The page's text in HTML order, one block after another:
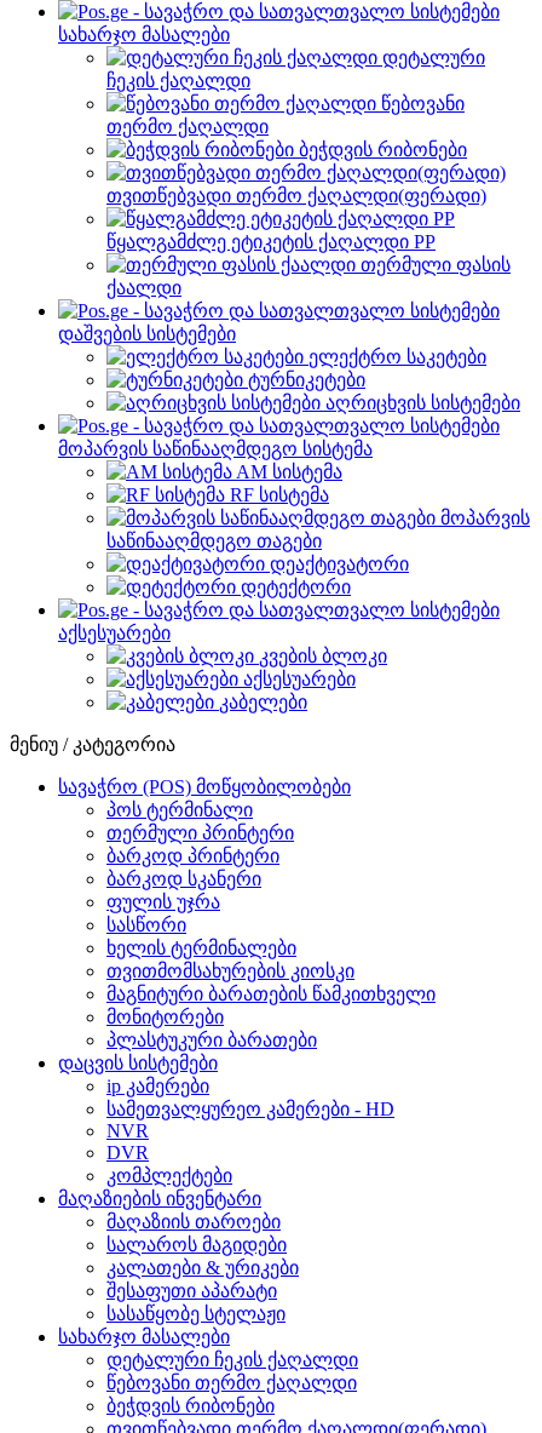
სახარჯო მასალები
დეტალური
ჩეკის ქაღალდი
წებოვანი
თერმო ქაღალდი
ბეჭდვის რიბონები
თვითწებვადი თერმო ქაღალდი(ფერადი)
წყალგამძლე ეტიკეტის ქაღალდი PP
თერმული ფასის
ქაალდი
დაშვების სისტემები
ელექტრო საკეტები
ტურნიკეტები
აღრიცხვის სისტემები
მოპარვის საწინააღმდეგო სისტემა
AM სისტემა
RF სისტემა
მოპარვის
საწინააღმდეგო თაგები
დეაქტივატორი
დეტექტორი
აქსესუარები
კვების ბლოკი
აქსესუარები
კაბელები
მენიუ / კატეგორია
სავაჭრო (POS) მოწყობილობები
პოს ტერმინალი
თერმული პრინტერი
ბარკოდ პრინტერი
ბარკოდ სკანერი
ფულის უჯრა
სასწორი
ხელის ტერმინალები
თვითმომსახურების კიოსკი
მაგნიტური ბარათების წამკითხველი
მონიტორები
პლასტუკური ბარათები
დაცვის სისტემები
ip კამერები
სამეთვალყურეო კამერები - HD
NVR
DVR
კომპლექტები
მაღაზიების ინვენტარი
მაღაზიის თაროები
სალაროს მაგიდები
კალათები & ურიკები
შესაფუთი აპარატი
სასაწყობე სტელაჟი
სახარჯო მასალები
დეტალური ჩეკის ქაღალდი
წებოვანი თერმო ქაღალდი
ბეჭდვის რიბონები
თვითწებვადი თერმო ქაღალდი(ფერადი)